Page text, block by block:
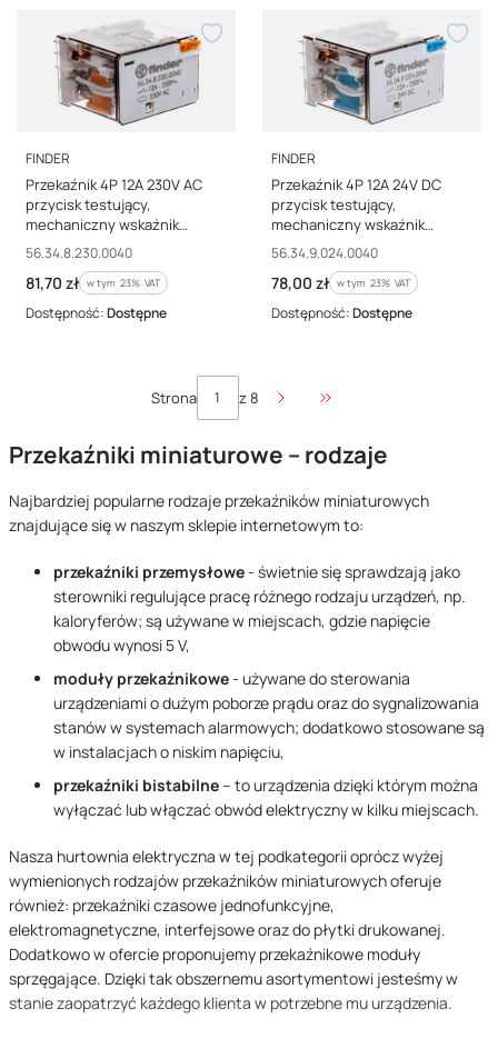
PRODUCENT
FINDER
Przekaźnik 4P 12A 230V AC
przycisk testujący,
mechaniczny wskaźnik
zadziałania 56.34.8.230.0040
Kod producenta
56.34.8.230.0040
Cena brutto
81,70 zł w tym %s VAT
w tym 23% VAT
Dostępność:Dostępne
PRODUCENT
FINDER
Przekaźnik 4P 12A 24V DC
przycisk testujący,
mechaniczny wskaźnik
zadziałania 56.34.9.024.0040
Kod producenta
56.34.9.024.0040
Cena brutto
78,00 zł w tym %s VAT
w tym 23% VAT
Dostępność:Dostępne
Strona z 8
Przejdź do ostatniej
Przekaźniki miniaturowe – rodzaje
Najbardziej popularne rodzaje przekaźników miniaturowych
znajdujące się w naszym sklepie internetowym to:
przekaźniki przemysłowe- świetnie się sprawdzają jako
sterowniki regulujące pracę różnego rodzaju urządzeń, np.
kaloryferów; są używane w miejscach, gdzie napięcie
obwodu wynosi 5 V,
moduły przekaźnikowe- używane do sterowania
urządzeniami o dużym poborze prądu oraz do sygnalizowania
stanów w systemach alarmowych; dodatkowo stosowane są
w instalacjach o niskim napięciu,
przekaźniki bistabilne– to urządzenia dzięki którym można
wyłączać lub włączać obwód elektryczny w kilku miejscach.
Nasza hurtownia elektryczna w tej podkategorii oprócz wyżej
wymienionych rodzajów przekaźników miniaturowych oferuje
również: przekaźniki czasowe jednofunkcyjne,
elektromagnetyczne, interfejsowe oraz do płytki drukowanej.
Dodatkowo w ofercie proponujemy przekaźnikowe moduły
sprzęgające. Dzięki tak obszernemu asortymentowi jesteśmy w
stanie zaopatrzyć każdego klienta w potrzebne mu urządzenia.